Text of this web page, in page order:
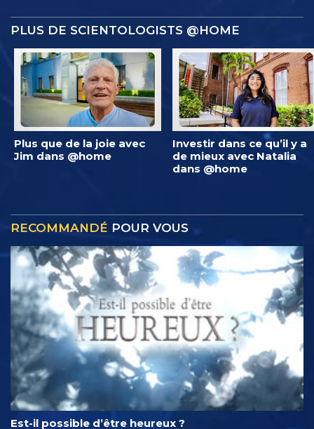
PLUS DE SCIENTOLOGISTS @HOME
Plus que de la joie avec
Jim dans @home
Investir dans ce qu’il y a
de mieux avec Natalia
dans @home
RECOMMANDÉ POUR VOUS
Est-il possible d’être heureux ?